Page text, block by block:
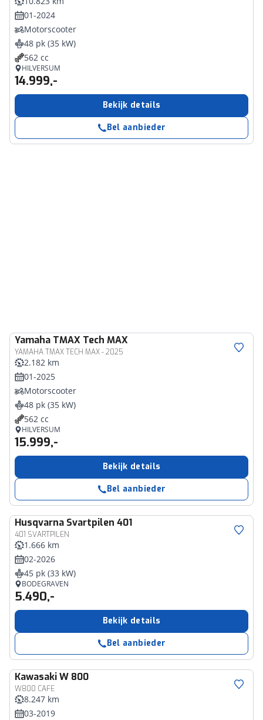
01-2024
Motorscooter
48 pk (35 kW)
562 cc
HILVERSUM
14.999,-
Bekijk details
Bel aanbieder
Yamaha TMAX Tech MAX
YAMAHA TMAX TECH MAX - 2025
2.182 km
01-2025
Motorscooter
48 pk (35 kW)
562 cc
HILVERSUM
15.999,-
Bekijk details
Bel aanbieder
Husqvarna Svartpilen 401
401 SVARTPILEN
1.666 km
02-2026
45 pk (33 kW)
BODEGRAVEN
5.490,-
Bekijk details
Bel aanbieder
KawasakiW 800
W800 CAFE
8.247 km
03-2019